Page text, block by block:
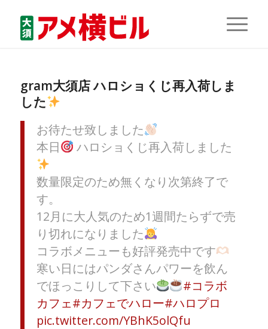
gram大須店 ハロショくじ再入荷しま
した
お待たせ致しました
本日
ハロショくじ再入荷しました
数量限定のため無くなり次第終了で
す。
12月に大人気のため1週間たらずで売
り切れになりました
コラボメニューも好評発売中です
寒い日にはパンダさんパワーを飲ん
でほっこりして下さい
#コラボ
カフェ#カフェでハロー#ハロプロ
pic.twitter.com/YBhK5olQfu